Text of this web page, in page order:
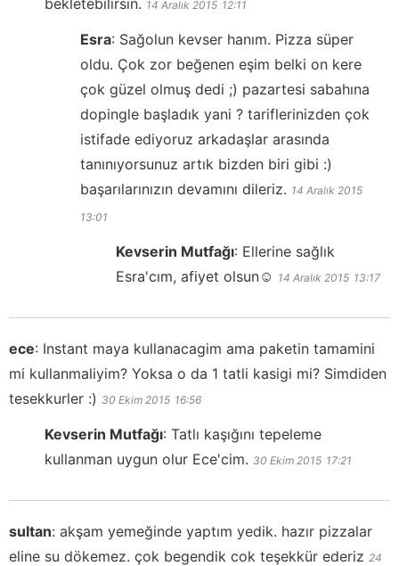
14 Aralık 2015 12:11
Esra: Sağolun kevser hanım. Pizza süper
oldu. Çok zor beğenen eşim belki on kere
çok güzel olmuş dedi ;) pazartesi sabahına
dopingle başladık yani ? tariflerinizden çok
istifade ediyoruz arkadaşlar arasında
tanınıyorsunuz artık bizden biri gibi :)
başarılarınızın devamını dileriz. 14 Aralık 2015
13:01
Kevserin Mutfağı: Ellerine sağlık
Esra'cım, afiyet olsun☺️ 14 Aralık 2015 13:17
ece: Instant maya kullanacagim ama paketin tamamini
mi kullanmaliyim? Yoksa o da 1 tatli kasigi mi? Simdiden
tesekkurler :) 30 Ekim 2015 16:56
Kevserin Mutfağı: Tatlı kaşığını tepeleme
kullanman uygun olur Ece'cim. 30 Ekim 2015 17:21
sultan: akşam yemeğinde yaptım yedik. hazır pizzalar
eline su dökemez. çok begendik cok teşekkür ederiz 24